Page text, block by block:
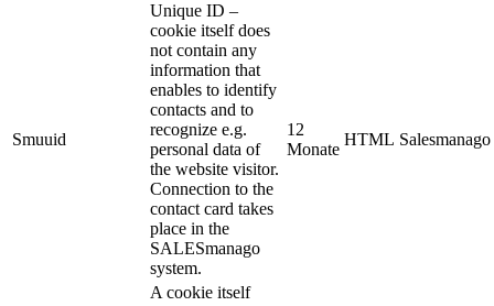
Smuuid
Unique ID –
cookie itself does
not contain any
information that
enables to identify
contacts and to
recognize e.g.
personal data of
the website visitor.
Connection to the
contact card takes
place in the
SALESmanago
system.
12
Monate
HTML Salesmanago
A cookie itself